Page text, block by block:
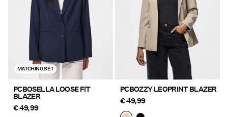
MATCHING SET
PCBOSELLA LOOSE FIT
BLAZER
€ 49,99
PCBOZZY LEOPRINT BLAZER
€ 49,99